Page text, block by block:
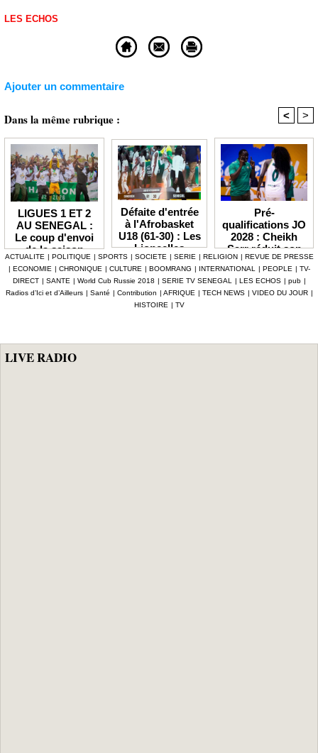
LES ECHOS
Ajouter un commentaire
Dans la même rubrique : < >
LIGUES 1 ET 2
AU SENEGAL :
Le coup d'envoi
de la saison
2026-2027
officiellement fixé
au 3 octobre
Défaite d'entrée
à l'Afrobasket
U18 (61-30) : Les
Lioncelles
balayées par le
Cameroun
Pré-
qualifications JO
2028 : Cheikh
Sarr réduit son
groupe à 13
Lionnes
ACTUALITE | POLITIQUE | SPORTS | SOCIETE | SERIE | RELIGION | REVUE DE PRESSE
| ECONOMIE | CHRONIQUE | CULTURE | BOOMRANG | INTERNATIONAL | PEOPLE | TV-
DIRECT | SANTE | World Cub Russie 2018 | SERIE TV SENEGAL | LES ECHOS | pub |
Radios d’Ici et d’Ailleurs | Santé | Contribution | AFRIQUE | TECH NEWS | VIDEO DU JOUR |
HISTOIRE | TV
LIVE RADIO